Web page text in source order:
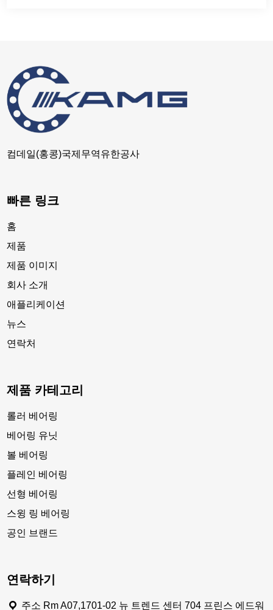
컴데일(홍콩)국제무역유한공사
빠른 링크
홈
제품
제품 이미지
회사 소개
애플리케이션
뉴스
연락처
제품 카테고리
롤러 베어링
베어링 유닛
볼 베어링
플레인 베어링
선형 베어링
스윙 링 베어링
공인 브랜드
연락하기
주소 Rm A07,1701-02 뉴 트렌드 센터 704 프린스 에드워